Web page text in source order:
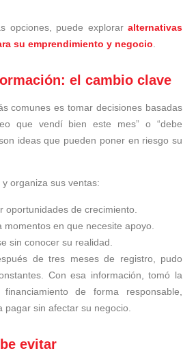
opciones, puede explorar alternativas
su emprendimiento y negocio
el cambio clave
comunes es tomar decisiones basadas
que vendí bien este mes” o “debe
ideas que pueden poner en riesgo su
organiza sus ventas:
oportunidades de crecimiento.
momentos en que necesite apoyo.
sin conocer su realidad.
de tres meses de registro, pudo
Con esa información, tomó la
de forma responsable,
sin afectar su negocio.
evitar